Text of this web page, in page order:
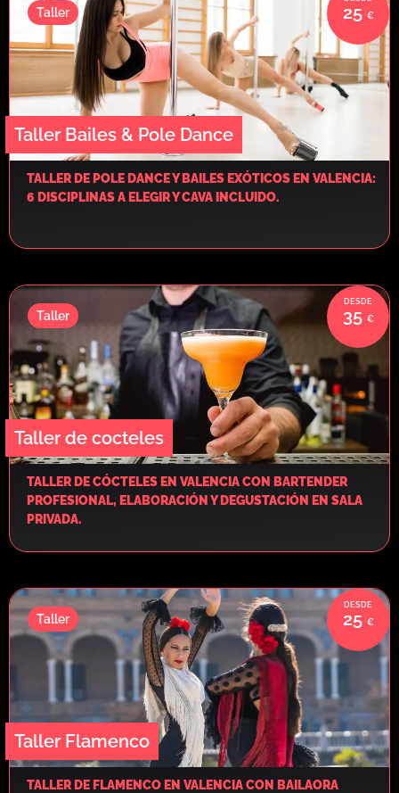
Taller Bailes & Pole Dance
25
Taller
TALLER DE POLE DANCE Y BAILES EXÓTICOS EN VALENCIA:
6 DISCIPLINAS A ELEGIR Y CAVA INCLUIDO.
Taller de cocteles
35
Taller
TALLER DE CÓCTELES EN VALENCIA CON BARTENDER
PROFESIONAL, ELABORACIÓN Y DEGUSTACIÓN EN SALA
PRIVADA.
Taller Flamenco
25
Taller
TALLER DE FLAMENCO EN VALENCIA CON BAILAORA